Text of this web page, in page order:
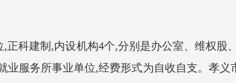
科建制,内设机构4个,分别是办公室、维权股
服务所事业单位,经费形式为自收自支。孝